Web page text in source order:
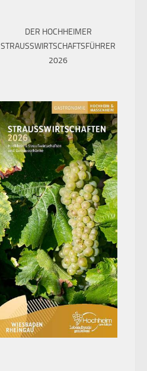
DER HOCHHEIMER
STRAUSSWIRTSCHAFTSFÜHRER 2
026